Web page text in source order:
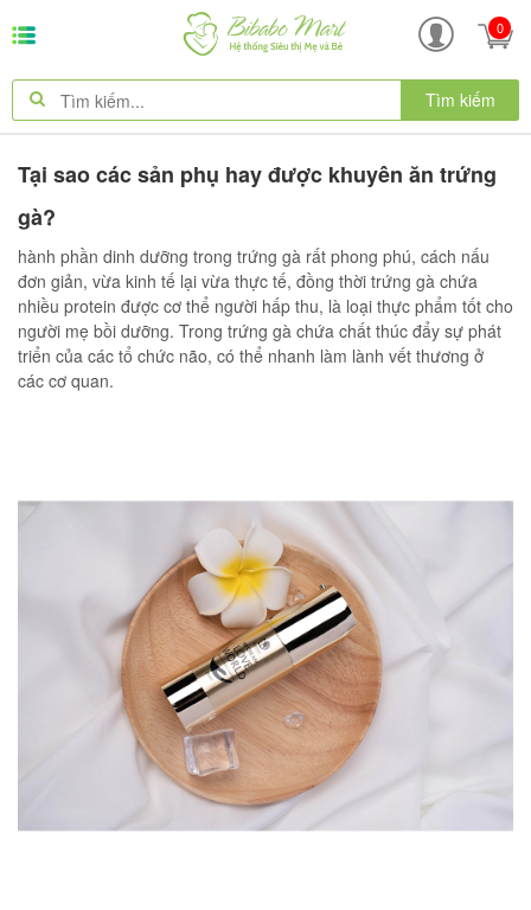
0
Tìm kiếm
Tại sao các sản phụ hay được khuyên ăn trứng
gà?
hành phần dinh dưỡng trong trứng gà rất phong phú, cách nấu
đơn giản, vừa kinh tế lại vừa thực tế, đồng thời trứng gà chứa
nhiều protein được cơ thể người hấp thu, là loại thực phẩm tốt cho
người mẹ bồi dưỡng. Trong trứng gà chứa chất thúc đẩy sự phát
triển của các tổ chức não, có thể nhanh làm lành vết thương ở
các cơ quan.